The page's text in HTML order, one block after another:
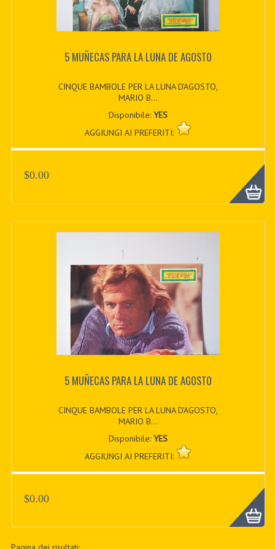
5 MUÑECAS PARA LA LUNA DE AGOSTO
CINQUE BAMBOLE PER LA LUNA D’AGOSTO,
MARIO B...
Disponibile: YES
AGGIUNGI AI PREFERITI:
$0.00
5 MUÑECAS PARA LA LUNA DE AGOSTO
CINQUE BAMBOLE PER LA LUNA D’AGOSTO,
MARIO B...
Disponibile: YES
AGGIUNGI AI PREFERITI:
$0.00